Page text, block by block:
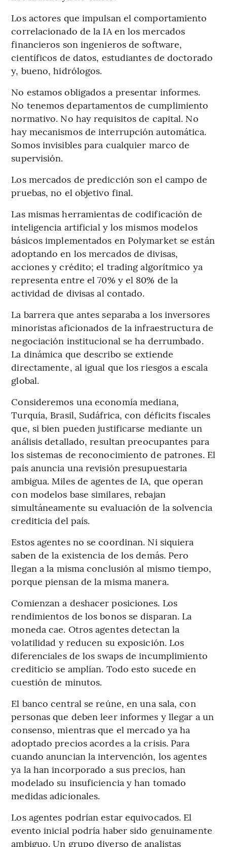
Los actores que impulsan el comportamiento
correlacionado de la IA en los mercados
financieros son ingenieros de software,
científicos de datos, estudiantes de doctorado
y, bueno, hidrólogos.
No estamos obligados a presentar informes.
No tenemos departamentos de cumplimiento
normativo. No hay requisitos de capital. No
hay mecanismos de interrupción automática.
Somos invisibles para cualquier marco de
supervisión.
Los mercados de predicción son el campo de
pruebas, no el objetivo final.
Las mismas herramientas de codificación de
inteligencia artificial y los mismos modelos
básicos implementados en Polymarket se están
adoptando en los mercados de divisas,
acciones y crédito; el trading algorítmico ya
representa entre el 70% y el 80% de la
actividad de divisas al contado.
La barrera que antes separaba a los inversores
minoristas aficionados de la infraestructura de
negociación institucional se ha derrumbado.
La dinámica que describo se extiende
directamente, al igual que los riesgos a escala
global.
Consideremos una economía mediana,
Turquía, Brasil, Sudáfrica, con déficits fiscales
que, si bien pueden justificarse mediante un
análisis detallado, resultan preocupantes para
los sistemas de reconocimiento de patrones. El
país anuncia una revisión presupuestaria
ambigua. Miles de agentes de IA, que operan
con modelos base similares, rebajan
simultáneamente su evaluación de la solvencia
crediticia del país.
Estos agentes no se coordinan. Ni siquiera
saben de la existencia de los demás. Pero
llegan a la misma conclusión al mismo tiempo,
porque piensan de la misma manera.
Comienzan a deshacer posiciones. Los
rendimientos de los bonos se disparan. La
moneda cae. Otros agentes detectan la
volatilidad y reducen su exposición. Los
diferenciales de los swaps de incumplimiento
crediticio se amplían. Todo esto sucede en
cuestión de minutos.
El banco central se reúne, en una sala, con
personas que deben leer informes y llegar a un
consenso, mientras que el mercado ya ha
adoptado precios acordes a la crisis. Para
cuando anuncian la intervención, los agentes
ya la han incorporado a sus precios, han
modelado su insuficiencia y han tomado
medidas adicionales.
Los agentes podrían estar equivocados. El
evento inicial podría haber sido genuinamente
ambiguo. Un grupo diverso de analistas